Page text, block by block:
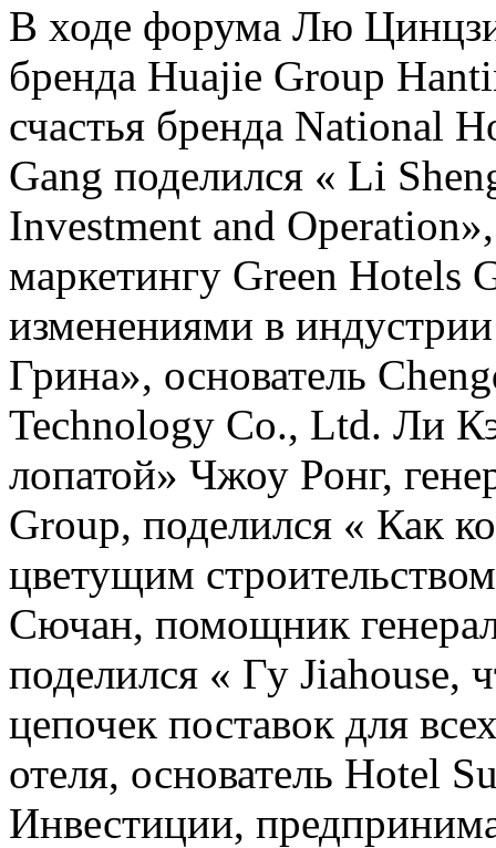
В ходе форума Лю
бренда Huajie Group
счастья бренда National
Gang поделился « Li
Investment and
маркетингу Green Hotels
изменениями в
Грина», основатель
Technology Co., Ltd. Ли
лопатой» Чжоу Ронг,
Group, поделился « Как
цветущим
Сючан, помощник
поделился « Гу Jiahouse,
цепочек поставок для
отеля, основатель Hotel
Инвестиции,